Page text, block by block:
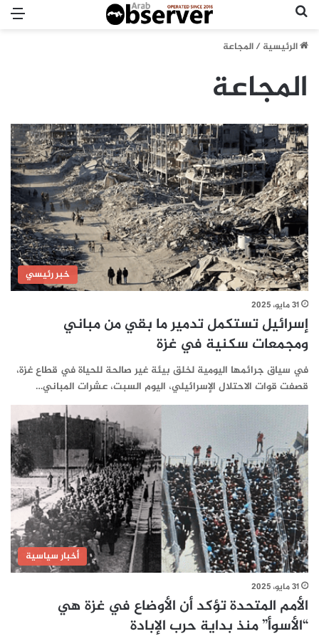
الرئيسية/المجاعة
المجاعة
خبر رئيسي
31 مايو، 2025
إسرائيل تستكمل تدمير ما بقي من مباني
ومجمعات سكنية في غزة
في سياق جرائمها اليومية لخلق بيئة غير صالحة للحياة في قطاع غزة،
قصفت قوات الاحتلال الإسرائيلي، اليوم السبت، عشرات المباني…
أخبار سياسية
31 مايو، 2025
الأمم المتحدة تؤكد أن الأوضاع في غزة هي
“الأسوأ” منذ بداية حرب الإبادة